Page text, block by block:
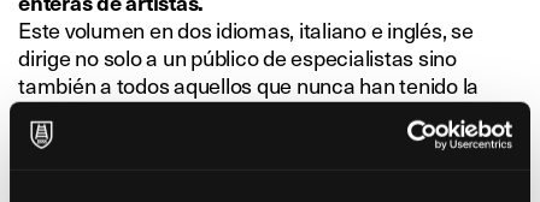
Este volumen en dos idiomas, italiano e inglés, se
dirige no solo a un público de especialistas sino
también a todos aquellos que nunca han tenido la
ocasión de sentir la alquimia que surge del encuentro
entre la tinta y el papel a través de las diferentes